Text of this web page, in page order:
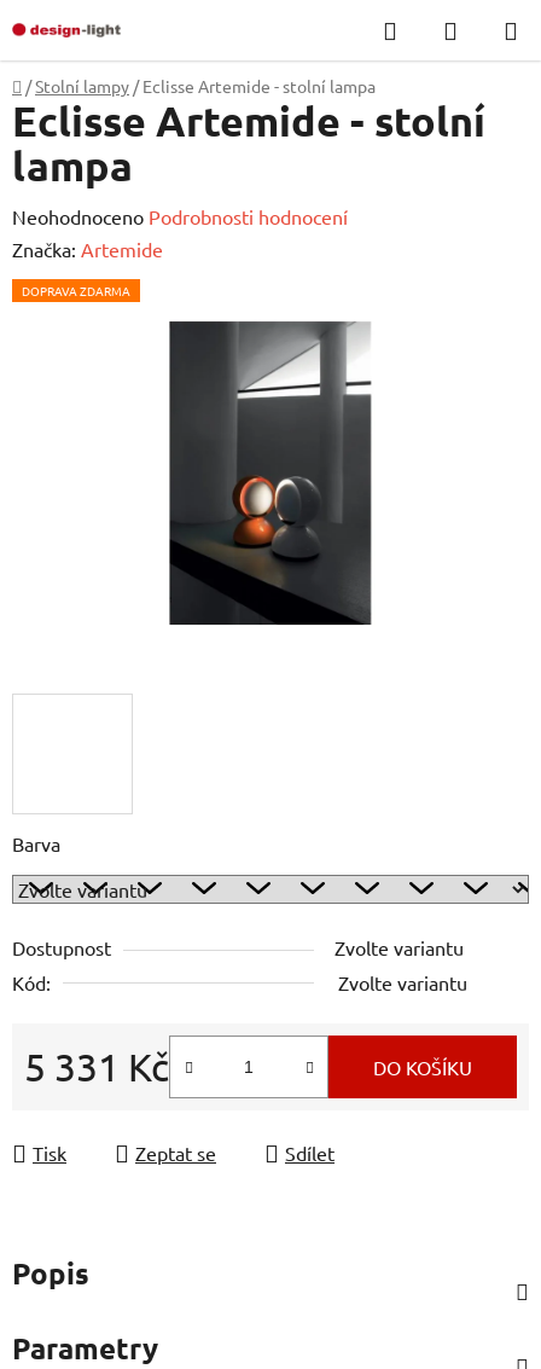
na
obsah
Hledat
KOŠÍK
Domů
/Stolní lampy / Eclisse Artemide - stolní lampa
Barva
Dostupnost
Zvolte variantu
Kód:
Zvolte variantu
5 331 Kč DO KOŠÍKU
Tisk Zeptat se Sdílet
Eclisse Artemide - stolní
lampa
Průměrné
hodnocení
produktu
Neohodnoceno Podrobnosti hodnocení
Značka: Artemide
DOPRAVA ZDARMA
Popis
Parametry